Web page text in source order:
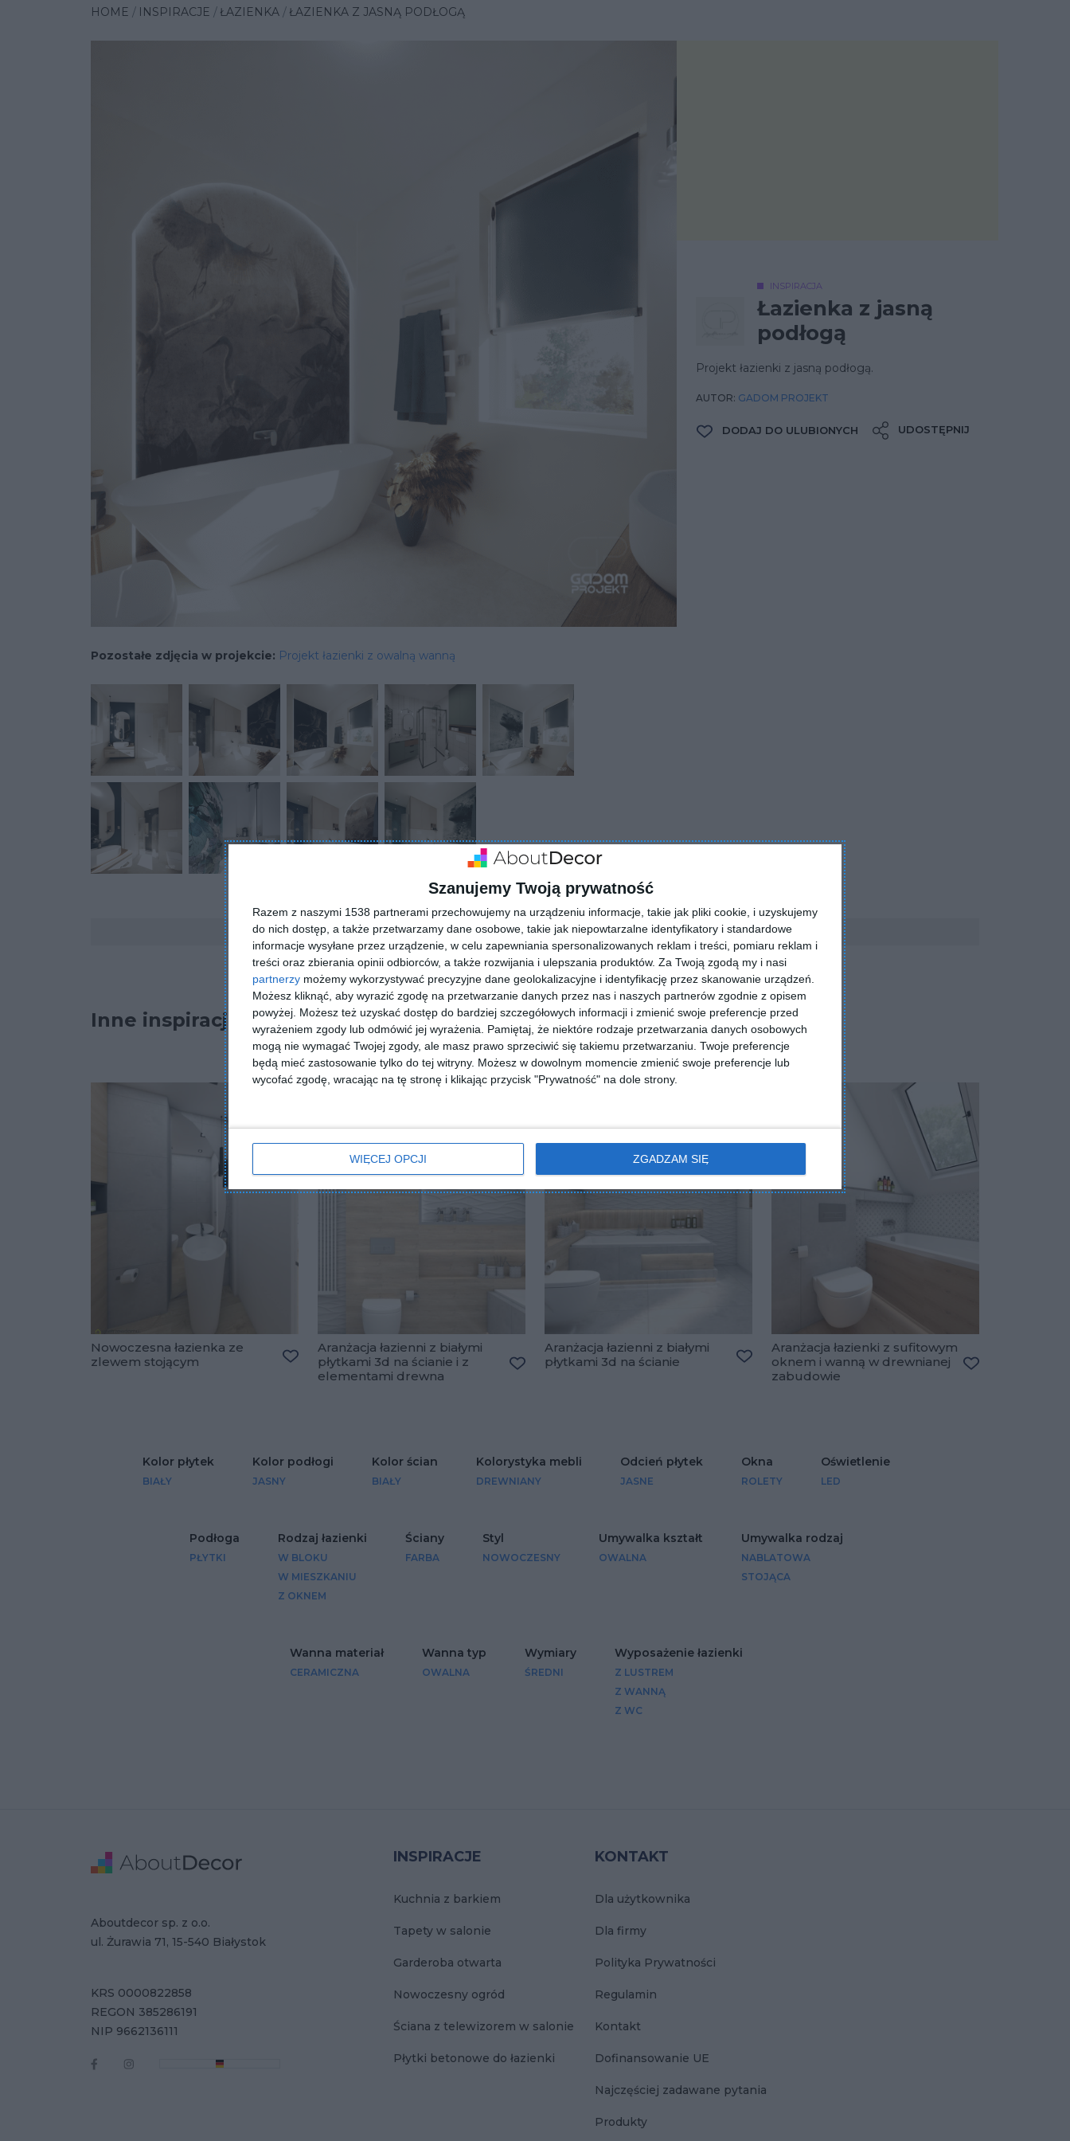
Szanujemy Twoją prywatność
Razem z naszymi 1538 partnerami przechowujemy na urządzeniu informacje, takie jak pliki cookie, i uzyskujemy
do nich dostęp, a także przetwarzamy dane osobowe, takie jak niepowtarzalne identyfikatory i standardowe
informacje wysyłane przez urządzenie, w celu zapewniania spersonalizowanych reklam i treści, pomiaru reklam i
treści oraz zbierania opinii odbiorców, a także rozwijania i ulepszania produktów. Za Twoją zgodą my i nasi
partnerzy możemy wykorzystywać precyzyjne dane geolokalizacyjne i identyfikację przez skanowanie urządzeń.
Możesz kliknąć, aby wyrazić zgodę na przetwarzanie danych przez nas i naszych partnerów zgodnie z opisem
powyżej. Możesz też uzyskać dostęp do bardziej szczegółowych informacji i zmienić swoje preferencje przed
wyrażeniem zgody lub odmówić jej wyrażenia.
Pamiętaj, że niektóre rodzaje przetwarzania danych osobowych
mogą nie wymagać Twojej zgody, ale masz prawo sprzeciwić się takiemu przetwarzaniu. Twoje preferencje
będą mieć zastosowanie tylko do tej witryny. Możesz w dowolnym momencie zmienić swoje preferencje lub
wycofać zgodę, wracając na tę stronę i klikając przycisk "Prywatność" na dole strony.
WIĘCEJ OPCJI ZGADZAM SIĘ
HOME INSPIRACJE ŁAZIENKA ŁAZIENKA Z JASNĄ PODŁOGĄ
INSPIRACJA
Łazienka z jasną
podłogą
Projekt łazienki z jasną podłogą.
AUTOR: GADOM PROJEKT
DODAJ DO ULUBIONYCH UDOSTĘPNIJ
Pozostałe zdjęcia w projekcie: Projekt łazienki z owalną wanną
ZADAJ PYTANIE
Inne inspiracje
Nowoczesna łazienka ze
zlewem stojącym
Dodaj do ulubionych
Aranżacja łazienni z białymi
płytkami 3d na ścianie i z
elementami drewna
Aranżacja łazienni z białymi
płytkami 3d na ścianie
Dodaj do ulubionych
Aranżacja łazienki z sufitowym
oknem i wanną w drewnianej
zabudowie
Kolor płytek
BIAŁY
Kolor podłogi
JASNY
Kolor ścian
BIAŁY
Kolorystyka mebli
DREWNIANY
Odcień płytek
JASNE
Okna
ROLETY
Oświetlenie
LED
Podłoga
PŁYTKI
Rodzaj łazienki
W BLOKU
W MIESZKANIU
Z OKNEM
Ściany
FARBA
Styl
NOWOCZESNY
Umywalka kształt
OWALNA
Umywalka rodzaj
NABLATOWA
STOJĄCA
Wanna materiał
CERAMICZNA
Wanna typ
OWALNA
Wymiary
ŚREDNI
Wyposażenie łazienki
Z LUSTREM
Z WANNĄ
Z WC
INSPIRACJE
Kuchnia z barkiem
Tapety w salonie
Garderoba otwarta
Nowoczesny ogród
Ściana z telewizorem w salonie
Płytki betonowe do łazienki
KONTAKT
Dla użytkownika
Dla firmy
Polityka Prywatności
Regulamin
Kontakt
Dofinansowanie UE
Najczęściej zadawane pytania
Produkty
Adres
Aboutdecor sp. z o.o.
ul. Żurawia 71, 15-540 Białystok
Dane Firmy
KRS 0000822858
REGON 385286191
NIP 9662136111